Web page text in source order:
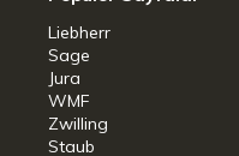
Liebherr
Sage
Jura
WMF
Zwilling
Staub